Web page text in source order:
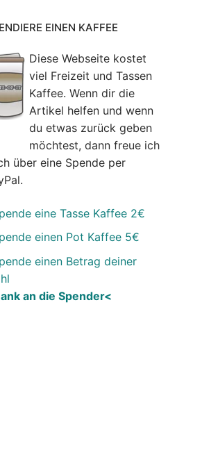
EINEN KAFFEE
Diese Webseite kostet
viel Freizeit und Tassen
Kaffee. Wenn dir die
Artikel helfen und wenn
du etwas zurück geben
möchtest, dann freue ich
über eine Spende per
eine Tasse Kaffee 2€
einen Pot Kaffee 5€
einen Betrag deiner
an die Spender<